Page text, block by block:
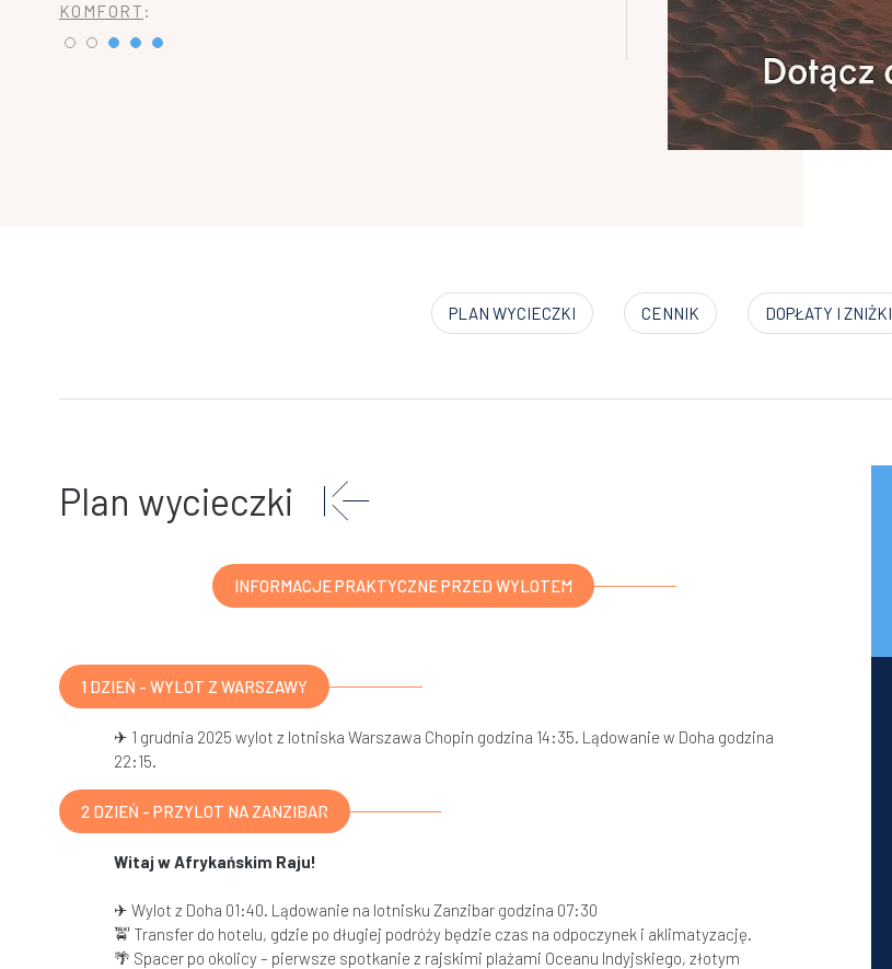
KOMFORT :
PLAN WYCIECZKI CENNIK DOPŁATY I ZNIŻKI
Plan wycieczki
INFORMACJE PRAKTYCZNE PRZED WYLOTEM
1 DZIEŃ - WYLOT Z WARSZAWY
✈ 1 grudnia 2025 wylot z lotniska Warszawa Chopin godzina 14:35. Lądowanie w Doha godzina
22:15.
2 DZIEŃ - PRZYLOT NA ZANZIBAR
Witaj w Afrykańskim Raju!
✈ Wylot z Doha 01:40. Lądowanie na lotnisku Zanzibar godzina 07:30
🚖 Transfer do hotelu, gdzie po długiej podróży będzie czas na odpoczynek i aklimatyzację.
🌴 Spacer po okolicy – pierwsze spotkanie z rajskimi plażami Oceanu Indyjskiego, złotym